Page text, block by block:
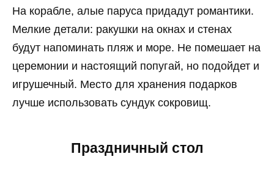
На корабле, алые паруса придадут романтики.
Мелкие детали: ракушки на окнах и стенах
будут напоминать пляж и море. Не помешает на
церемонии и настоящий попугай, но подойдет и
игрушечный. Место для хранения подарков
лучше использовать сундук сокровищ.
Праздничный стол